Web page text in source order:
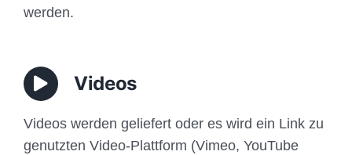
werden.
Videos
Videos werden geliefert oder es wird ein Link zu
genutzten Video-Plattform (Vimeo, YouTube